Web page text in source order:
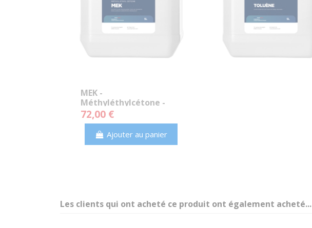
MEK -
Méthyléthylcétone -
Solvant dégraissant
puissant - Grade
Technique
72,00 €
Ajouter au panier
Les clients qui ont acheté ce produit ont également acheté...